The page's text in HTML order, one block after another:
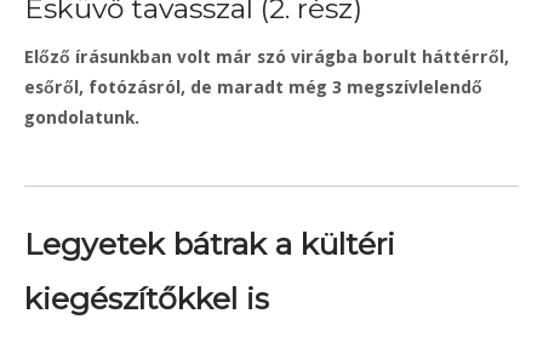
Esküvő tavasszal (2. rész)
Előző írásunkban volt már szó virágba borult háttérről,
esőről, fotózásról, de maradt még 3 megszívlelendő
gondolatunk.
Legyetek bátrak a kültéri
kiegészítőkkel is